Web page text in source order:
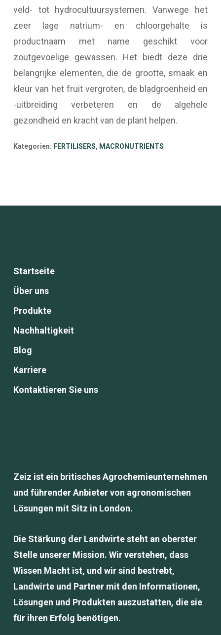
veld- tot hydrocultuursystemen. Vanwege het
zeer lage natrium- en chloorgehalte is
productnaam met name geschikt voor
zoutgevoelige gewassen. Het biedt deze drie
belangrijke elementen, die de grootte, smaak en
kleur van het fruit vergroten, de bladgroenheid en
-uitbreiding verbeteren en de algehele
gezondheid en kracht van de plant helpen.
Kategorien: FERTILISERS, MACRONUTRIENTS
Startseite
Über uns
Produkte
Nachhaltigkeit
Blog
Karriere
Kontaktieren Sie uns
Zeiz ist ein britisches Agrochemieunternehmen
und führender Anbieter von agronomischen
Lösungen mit Sitz in London.
Die Stärkung der Landwirte steht an oberster
Stelle unserer Mission. Wir verstehen, dass
Wissen Macht ist, und wir sind bestrebt,
Landwirte und Partner mit den Informationen,
Lösungen und Produkten auszustatten, die sie
für ihren Erfolg benötigen.